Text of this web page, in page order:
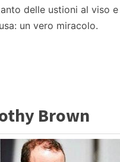
delle ustioni al viso
un vero miracolo.
Brown